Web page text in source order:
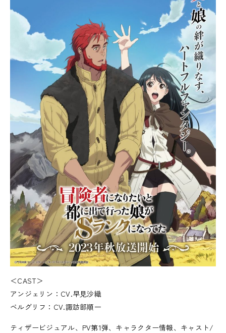
＜CAST＞
アンジェリン：CV.早見沙織
ベルグリフ：CV.諏訪部順一
ティザービジュアル、PV第1弾、キャラクター情報、キャスト/